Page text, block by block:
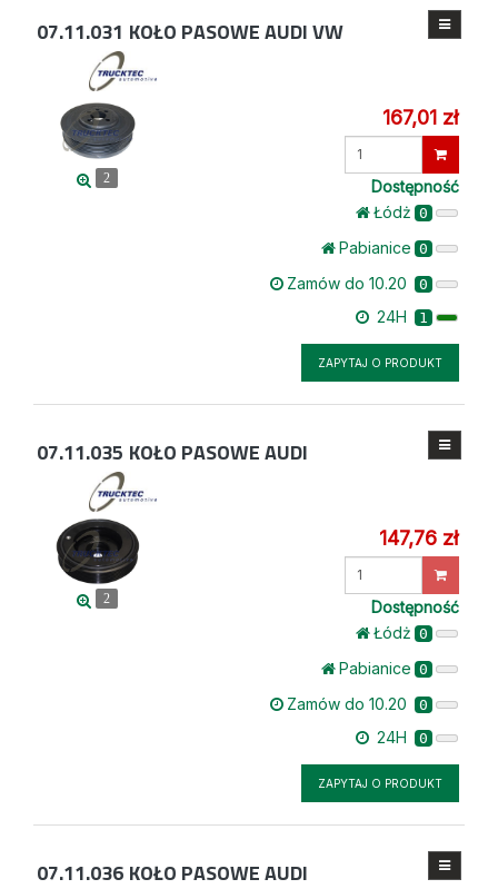
07.11.031 KOŁO PASOWE AUDI VW
2
167,01 zł
Wprowadź
Dostępność
Łódż 0
Pabianice 0
Zamów do 10.20 0
24H 1
ZAPYTAJ O PRODUKT
07.11.035 KOŁO PASOWE AUDI
2
147,76 zł
Wprowadź
Dostępność
Łódż 0
Pabianice 0
Zamów do 10.20 0
24H 0
ZAPYTAJ O PRODUKT
07.11.036 KOŁO PASOWE AUDI